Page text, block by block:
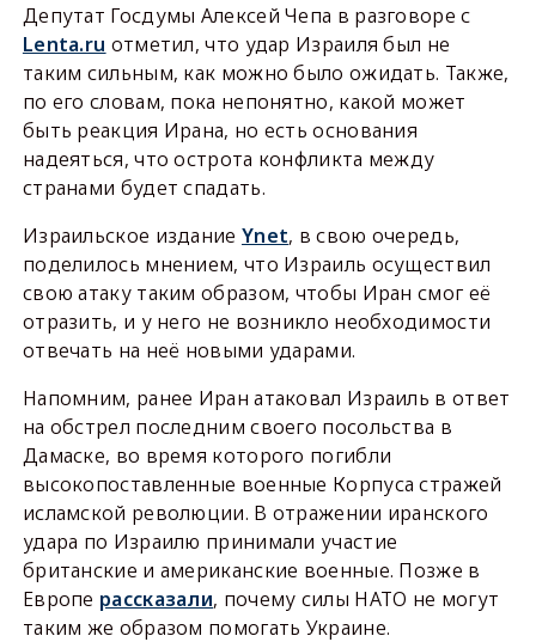
Депутат Госдумы Алексей Чепа в разговоре с
Lenta.ru отметил, что удар Израиля был не
таким сильным, как можно было ожидать. Также,
по его словам, пока непонятно, какой может
быть реакция Ирана, но есть основания
надеяться, что острота конфликта между
странами будет спадать.
Израильское издание Ynet, в свою очередь,
поделилось мнением, что Израиль осуществил
свою атаку таким образом, чтобы Иран смог её
отразить, и у него не возникло необходимости
отвечать на неё новыми ударами.
Напомним, ранее Иран атаковал Израиль в ответ
на обстрел последним своего посольства в
Дамаске, во время которого погибли
высокопоставленные военные Корпуса стражей
исламской революции. В отражении иранского
удара по Израилю принимали участие
британские и американские военные. Позже в
Европе рассказали, почему силы НАТО не могут
таким же образом помогать Украине.